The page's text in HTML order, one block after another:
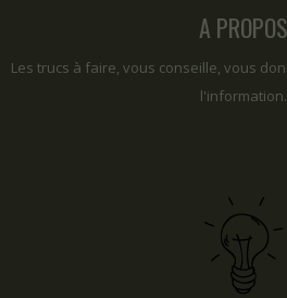
A PROPOS
Les trucs à faire, vous conseille, vous
l'information.